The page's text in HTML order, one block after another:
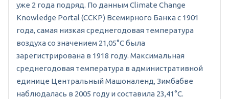
уже 2 года подряд. По данным Climate Change
Knowledge Portal (CCKP) Всемирного Банка с 1901
года, самая низкая среднегодовая температура
воздуха со значением 21,05°C была
зарегистрирована в 1918 году. Максимальная
среднегодовая температура в административной
единице Центральный Машоналенд, Зимбабве
наблюдалась в 2005 году и составила 23,41°C.